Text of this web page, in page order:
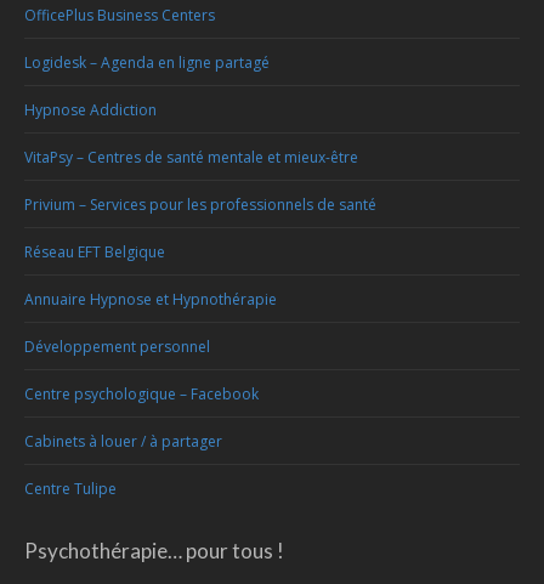
OfficePlus Business Centers
Logidesk – Agenda en ligne partagé
Hypnose Addiction
VitaPsy – Centres de santé mentale et mieux-être
Privium – Services pour les professionnels de santé
Réseau EFT Belgique
Annuaire Hypnose et Hypnothérapie
Développement personnel
Centre psychologique – Facebook
Cabinets à louer / à partager
Centre Tulipe
Psychothérapie… pour tous !